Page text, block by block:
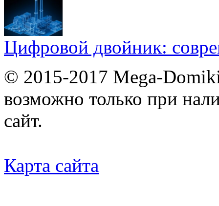
Цифровой двойник:
© 2015-2017 Mega-
возможно только при
сайт.
Карта сайта